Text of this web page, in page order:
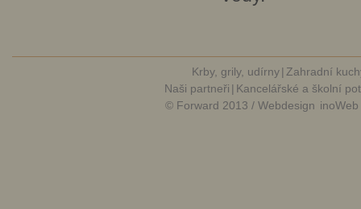
Krby, grily, udírny | Zahradní
Naši partneři | Kancelářské a školní
© Forward 2013 / Webdesign inoWeb